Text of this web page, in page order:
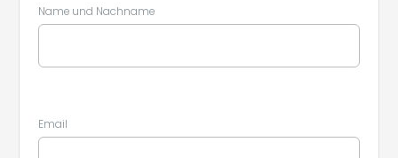
Name und Nachname
Email